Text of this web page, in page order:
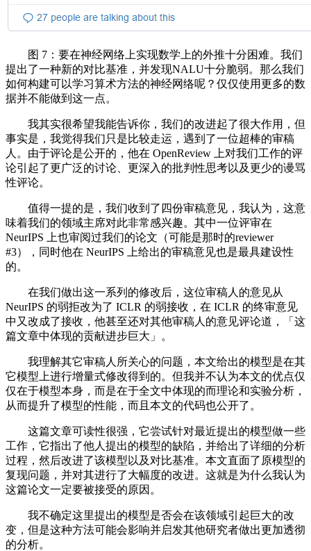
图 7：要在神经网络上实现数学上的外推十分困难。我们
提出了一种新的对比基准，并发现NALU十分脆弱。那么我们
如何构建可以学习算术方法的神经网络呢？仅仅使用更多的数
据并不能做到这一点。
我其实很希望我能告诉你，我们的改进起了很大作用，但
事实是，我觉得我们只是比较走运，遇到了一位超棒的审稿
人。由于评论是公开的，他在 OpenReview 上对我们工作的评
论引起了更广泛的讨论、更深入的批判性思考以及更少的谩骂
性评论。
值得一提的是，我们收到了四份审稿意见，我认为，这意
味着我们的领域主席对此非常感兴趣。其中一位评审在
NeurIPS 上也审阅过我们的论文（可能是那时的reviewer
#3），同时他在 NeurIPS 上给出的审稿意见也是最具建设性
的。
在我们做出这一系列的修改后，这位审稿人的意见从
NeurIPS 的弱拒改为了 ICLR 的弱接收，在 ICLR 的终审意见
中又改成了接收，他甚至还对其他审稿人的意见评论道，「这
篇文章中体现的贡献进步巨大」。
我理解其它审稿人所关心的问题，本文给出的模型是在其
它模型上进行增量式修改得到的。但我并不认为本文的优点仅
仅在于模型本身，而是在于全文中体现的而理论和实验分析，
从而提升了模型的性能，而且本文的代码也公开了。
这篇文章可读性很强，它尝试针对最近提出的模型做一些
工作，它指出了他人提出的模型的缺陷，并给出了详细的分析
过程，然后改进了该模型以及对比基准。本文直面了原模型的
复现问题，并对其进行了大幅度的改进。这就是为什么我认为
这篇论文一定要被接受的原因。
我不确定这里提出的模型是否会在该领域引起巨大的改
变，但是这种方法可能会影响并启发其他研究者做出更加透彻
的分析。